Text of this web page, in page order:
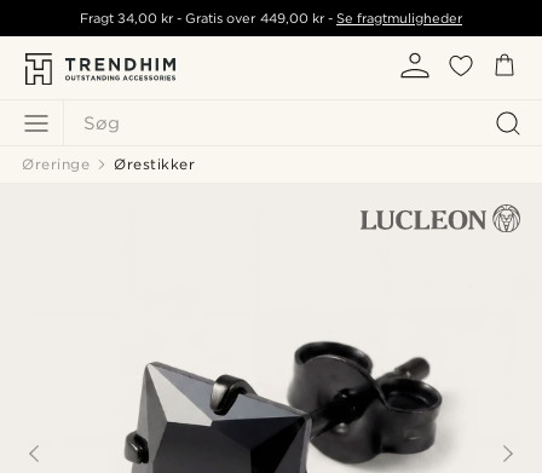
Søg
Fragt34,00 kr - Gratis over 449,00 kr- Se fragtmuligheder
Øreringe Ørestikker